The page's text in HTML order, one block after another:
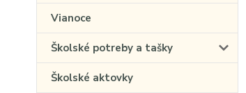
Vianoce
Školské potreby a tašky
Školské aktovky